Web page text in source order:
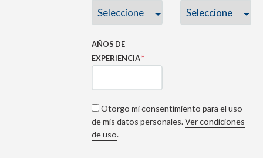
AÑOS DE
EXPERIENCIA*
Otorgo mi consentimiento para el uso
de mis datos personales.Ver condiciones
de uso.